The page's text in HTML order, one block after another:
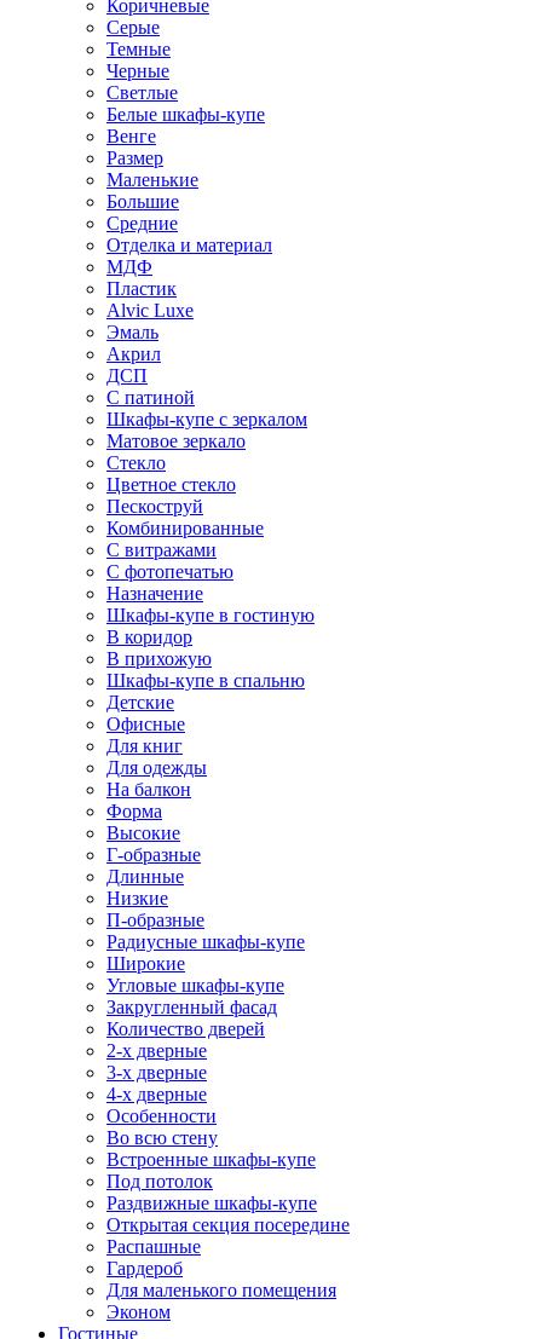
Коричневые
Серые
Темные
Черные
Светлые
Белые шкафы-купе
Венге
Размер
Маленькие
Большие
Средние
Отделка и материал
МДФ
Пластик
Alvic Luxe
Эмаль
Акрил
ДСП
С патиной
Шкафы-купе с зеркалом
Матовое зеркало
Стекло
Цветное стекло
Пескоструй
Комбинированные
С витражами
С фотопечатью
Назначение
Шкафы-купе в гостиную
В коридор
В прихожую
Шкафы-купе в спальню
Детские
Офисные
Для книг
Для одежды
На балкон
Форма
Высокие
Г-образные
Длинные
Низкие
П-образные
Радиусные шкафы-купе
Широкие
Угловые шкафы-купе
Закругленный фасад
Количество дверей
2-х дверные
3-х дверные
4-х дверные
Особенности
Во всю стену
Встроенные шкафы-купе
Под потолок
Раздвижные шкафы-купе
Открытая секция посередине
Распашные
Гардероб
Для маленького помещения
Эконом
Гостиные